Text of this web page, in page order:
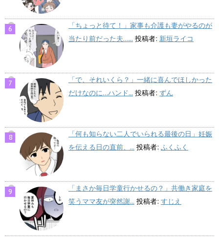
「ちょっと待て！」家事も介護も妻がやるのが
当たり前だった夫…... 投稿者: 新垣ライコ
「で、それいくら？」一緒に喜んでほしかった
だけなのに…ハンド... 投稿者: ずん
「何も知らない二人でいられる最後の日」妊娠
を伝える日の直前、... 投稿者: ふくふく
「まさか毎日学童行かせるの？」共働き家庭を
笑うママ友が突然謝... 投稿者: すじえ